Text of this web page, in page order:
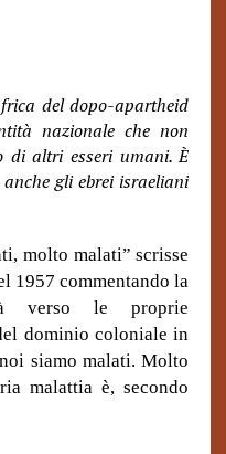
del dopo-apartheid
nazionale che non
di altri esseri umani. È
gli ebrei israeliani
molto malati” scrisse
1957 commentando la
verso le proprie
dominio coloniale in
siamo malati. Molto
malattia è, secondo